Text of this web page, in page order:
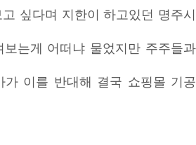
싶다며 지한이 하고있던 명주시
는게 어떠냐 물었지만 주주들과
가 이를 반대해 결국 쇼핑몰 기공